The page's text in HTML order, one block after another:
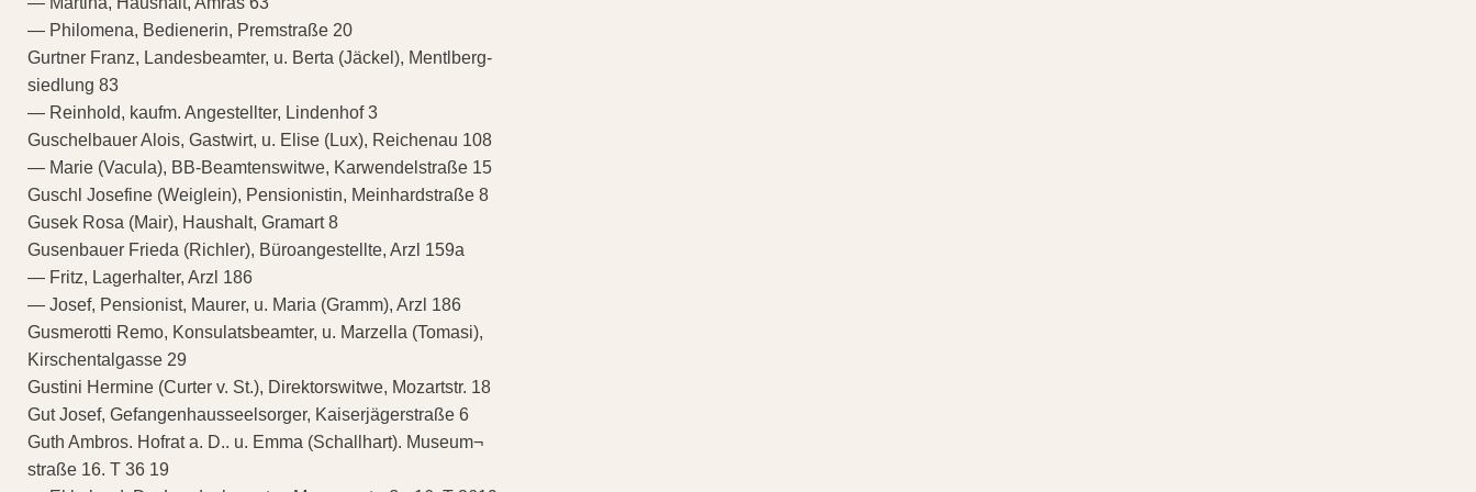
— Philomena, Bedienerin, Premstraße 20
Gurtner Franz, Landesbeamter, u. Berta (Jäckel), Mentlberg-
siedlung 83
— Reinhold, kaufm. Angestellter, Lindenhof 3
Guschelbauer Alois, Gastwirt, u. Elise (Lux), Reichenau 108
— Marie (Vacula), BB-Beamtenswitwe, Karwendelstraße 15
Guschl Josefine (Weiglein), Pensionistin, Meinhardstraße 8
Gusek Rosa (Mair), Haushalt, Gramart 8
Gusenbauer Frieda (Richler), Büroangestellte, Arzl 159a
— Fritz, Lagerhalter, Arzl 186
— Josef, Pensionist, Maurer, u. Maria (Gramm), Arzl 186
Gusmerotti Remo, Konsulatsbeamter, u. Marzella (Tomasi),
Kirschentalgasse 29
Gustini Hermine (Curter v. St.), Direktorswitwe, Mozartstr. 18
Gut Josef, Gefangenhausseelsorger, Kaiserjägerstraße 6
Guth Ambros. Hofrat a. D.. u. Emma (Schallhart). Museum¬
straße 16. T 36 19